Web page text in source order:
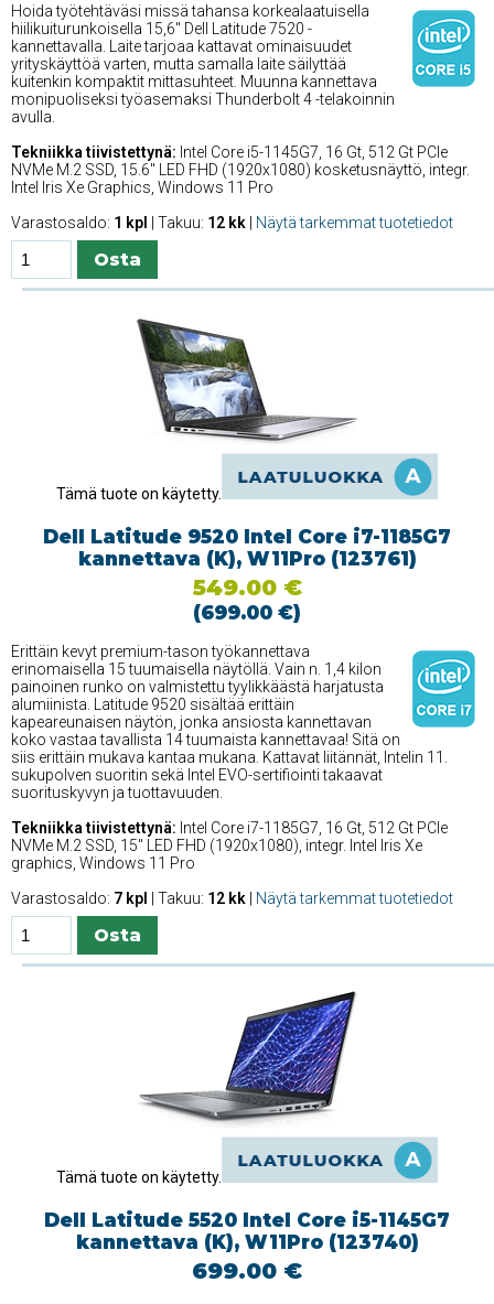
Hoida työtehtäväsi missä tahansa korkealaatuisella
hiilikuiturunkoisella 15,6'' Dell Latitude 7520 -
kannettavalla. Laite tarjoaa kattavat ominaisuudet
yrityskäyttöä varten, mutta samalla laite säilyttää
kuitenkin kompaktit mittasuhteet. Muunna kannettava
monipuoliseksi työasemaksi Thunderbolt 4 -telakoinnin
avulla.
Tekniikka tiivistettynä: Intel Core i5-1145G7, 16 Gt, 512 Gt PCIe
NVMe M.2 SSD, 15.6'' LED FHD (1920x1080) kosketusnäyttö, integr.
Intel Iris Xe Graphics, Windows 11 Pro
Varastosaldo: 1 kpl | Takuu: 12 kk Näytä tarkemmat tuotetiedot
Tämä tuote on käytetty.
Dell Latitude 9520 Intel Core i7-1185G7
kannettava (K), W11Pro (123761)
549.00 €
(699.00 €)
Erittäin kevyt premium-tason työkannettava
erinomaisella 15 tuumaisella näytöllä. Vain n. 1,4 kilon
painoinen runko on valmistettu tyylikkäästä harjatusta
alumiinista. Latitude 9520 sisältää erittäin
kapeareunaisen näytön, jonka ansiosta kannettavan
koko vastaa tavallista 14 tuumaista kannettavaa! Sitä on
siis erittäin mukava kantaa mukana. Kattavat liitännät, Intelin 11.
sukupolven suoritin sekä Intel EVO-sertifiointi takaavat
suorituskyvyn ja tuottavuuden.
Tekniikka tiivistettynä: Intel Core i7-1185G7, 16 Gt, 512 Gt PCIe
NVMe M.2 SSD, 15'' LED FHD (1920x1080), integr. Intel Iris Xe
graphics, Windows 11 Pro
Varastosaldo: 7 kpl | Takuu: 12 kk Näytä tarkemmat tuotetiedot
Tämä tuote on käytetty.
Dell Latitude 5520 Intel Core i5-1145G7
kannettava (K), W11Pro (123740)
699.00 €